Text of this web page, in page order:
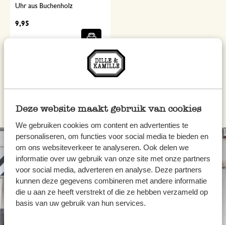
Deze website maakt gebruik van cookies
We gebruiken cookies om content en advertenties te
personaliseren, om functies voor social media te bieden en
om ons websiteverkeer te analyseren. Ook delen we
informatie over uw gebruik van onze site met onze partners
voor social media, adverteren en analyse. Deze partners
kunnen deze gegevens combineren met andere informatie
die u aan ze heeft verstrekt of die ze hebben verzameld op
basis van uw gebruik van hun services.
Uhr aus Buchenholz
9,95